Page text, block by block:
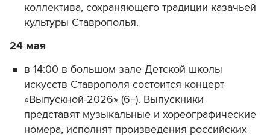
коллектива, сохраняющего традиции казачьей
культуры Ставрополья.
24 мая
в 14:00 в большом зале Детской школы
искусств Ставрополя состоится концерт
«Выпускной-2026» (6+). Выпускники
представят музыкальные и хореографические
номера, исполнят произведения российских